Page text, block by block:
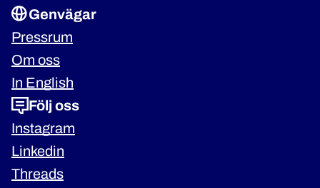
Genvägar
Pressrum
Om oss
In English
Följ oss
Instagram
Linkedin
Threads